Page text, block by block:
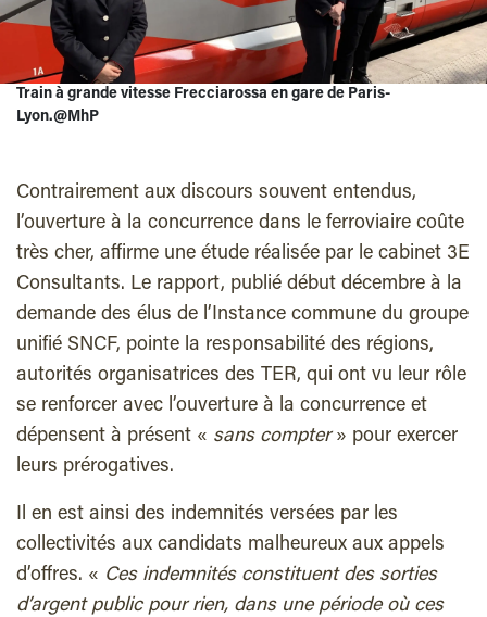
Train à grande vitesse Frecciarossa en gare de Paris-
Lyon.@MhP
Contrairement aux discours souvent entendus,
l’ouverture à la concurrence dans le ferroviaire coûte
très cher, affirme une étude réalisée par le cabinet 3E
Consultants. Le rapport, publié début décembre à la
demande des élus de l’Instance commune du groupe
unifié SNCF, pointe la responsabilité des régions,
autorités organisatrices des TER, qui ont vu leur rôle
se renforcer avec l’ouverture à la concurrence et
dépensent à présent « sans compter» pour exercer
leurs prérogatives.
Il en est ainsi des indemnités versées par les
collectivités aux candidats malheureux aux appels
d’offres. « Ces indemnités constituent des sorties
d’argent public pour rien, dans une période où ces